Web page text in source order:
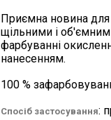
Приємна новина для
щільними і
фарбуванні
нанесенням.
100 %
Спосіб застосування: